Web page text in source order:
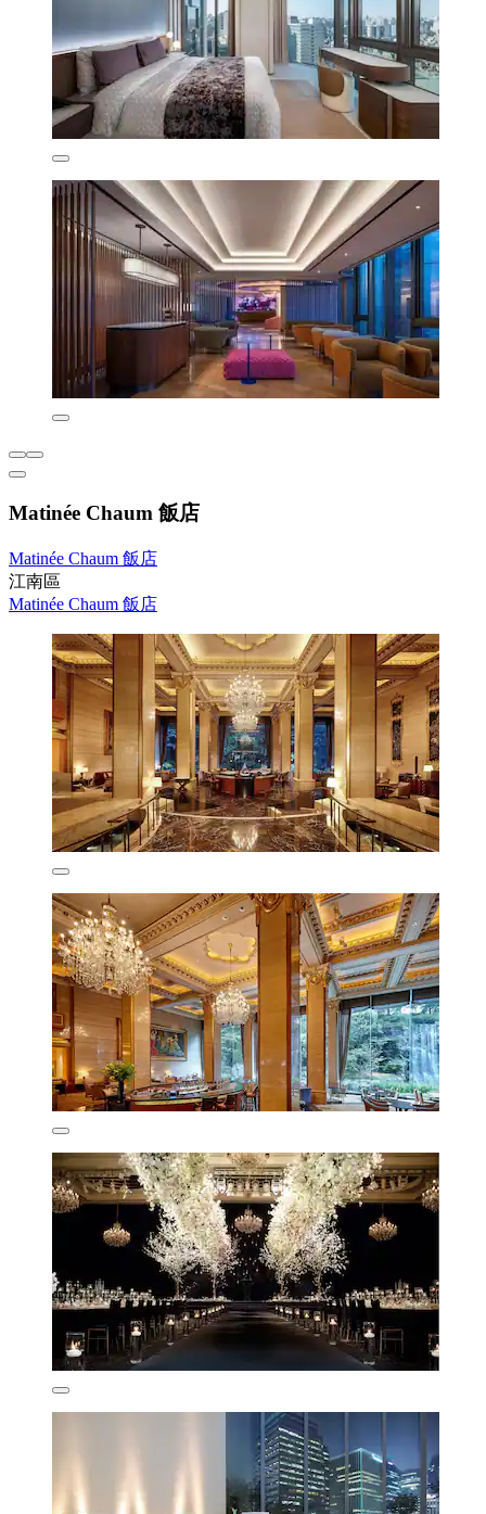
Matinée Chaum 飯店
Matinée Chaum 飯店
江南區
Matinée Chaum 飯店